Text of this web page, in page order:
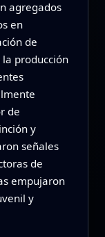
agregados
en
de
producción
de
y
señales
de
empujaron
y